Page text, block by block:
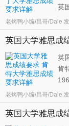
英
最
得
期
老烤鸭小编/昌哥/Dale
英国大学雅思成
英
肯
经
名
章
老烤鸭小编/昌哥/Dale
英国大学雅思成